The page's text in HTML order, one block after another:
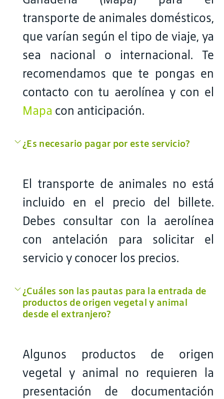
transporte de animales domésticos,
que varían según el tipo de viaje, ya
sea nacional o internacional. Te
recomendamos que te pongas en
contacto con tu aerolínea y con el
Mapa con anticipación.
¿Es necesario pagar por este servicio?
El transporte de animales no está
incluido en el precio del billete.
Debes consultar con la aerolínea
con antelación para solicitar el
servicio y conocer los precios.
¿Cuáles son las pautas para la entrada de
productos de origen vegetal y animal
desde el extranjero?
Algunos productos de origen
vegetal y animal no requieren la
presentación de documentación